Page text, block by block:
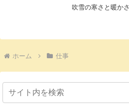
吹雪の寒さと暖かさ
ホーム 仕事